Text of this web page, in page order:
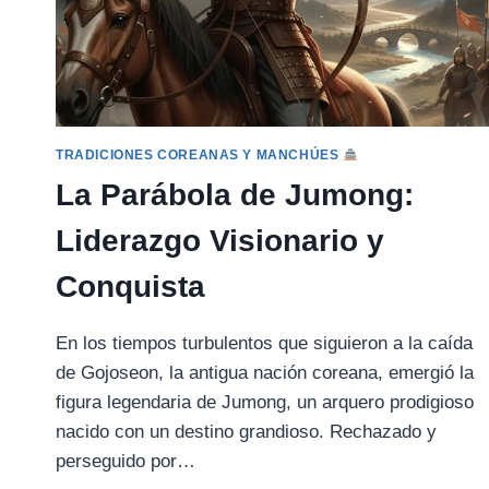
TRADICIONES COREANAS Y MANCHÚES
La Parábola de Jumong:
Liderazgo Visionario y
Conquista
En los tiempos turbulentos que siguieron a la caída
de Gojoseon, la antigua nación coreana, emergió la
figura legendaria de Jumong, un arquero prodigioso
nacido con un destino grandioso. Rechazado y
perseguido por…